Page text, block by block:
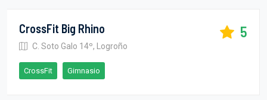
CrossFit Big Rhino
C. Soto Galo 14º, Logroño
5
CrossFit Gimnasio